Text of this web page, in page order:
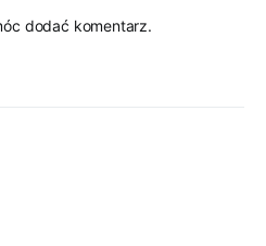
dodać komentarz.